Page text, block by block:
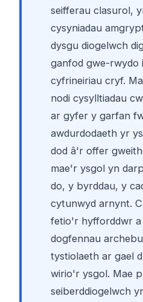
seifferau clasurol,
cysyniadau
dysgu diogelwch
ganfod gwe-rwydo
cyfrineiriau cryf.
nodi cysylltiadau
ar gyfer y garfan
awdurdodaeth yr
dod â'r offer
mae'r ysgol yn
do, y byrddau, y
cytunwyd arnynt.
fetio'r hyfforddwr
dogfennau
tystiolaeth ar gael
wirio'r ysgol. Mae
seiberddiogelwch